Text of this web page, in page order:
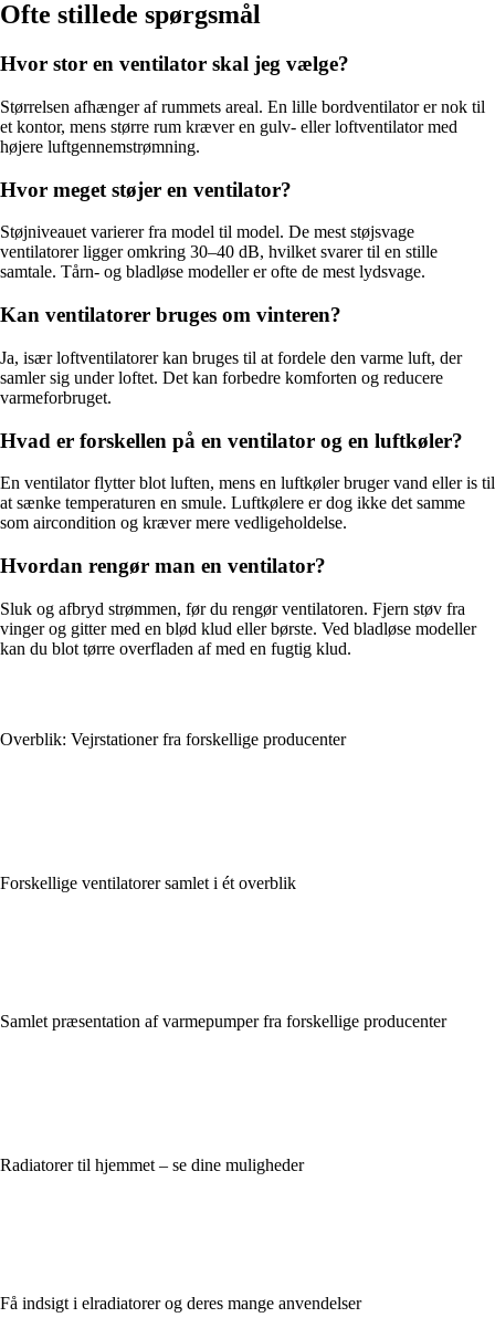
Ofte stillede spørgsmål
Hvor stor en ventilator skal jeg vælge?
Størrelsen afhænger af rummets areal. En lille bordventilator er nok til
et kontor, mens større rum kræver en gulv- eller loftventilator med
højere luftgennemstrømning.
Hvor meget støjer en ventilator?
Støjniveauet varierer fra model til model. De mest støjsvage
ventilatorer ligger omkring 30–40 dB, hvilket svarer til en stille
samtale. Tårn- og bladløse modeller er ofte de mest lydsvage.
Kan ventilatorer bruges om vinteren?
Ja, især loftventilatorer kan bruges til at fordele den varme luft, der
samler sig under loftet. Det kan forbedre komforten og reducere
varmeforbruget.
Hvad er forskellen på en ventilator og en luftkøler?
En ventilator flytter blot luften, mens en luftkøler bruger vand eller is til
at sænke temperaturen en smule. Luftkølere er dog ikke det samme
som aircondition og kræver mere vedligeholdelse.
Hvordan rengør man en ventilator?
Sluk og afbryd strømmen, før du rengør ventilatoren. Fjern støv fra
vinger og gitter med en blød klud eller børste. Ved bladløse modeller
kan du blot tørre overfladen af med en fugtig klud.
Overblik: Vejrstationer fra forskellige producenter
Forskellige ventilatorer samlet i ét overblik
Samlet præsentation af varmepumper fra forskellige producenter
Radiatorer til hjemmet – se dine muligheder
Få indsigt i elradiatorer og deres mange anvendelser